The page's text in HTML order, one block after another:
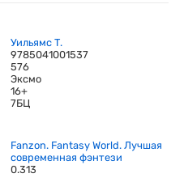
Уильямс Т.
9785041001537
576
Эксмо
16+
7БЦ
Fanzon. Fantasy World. Лучшая
современная фэнтези
0.313